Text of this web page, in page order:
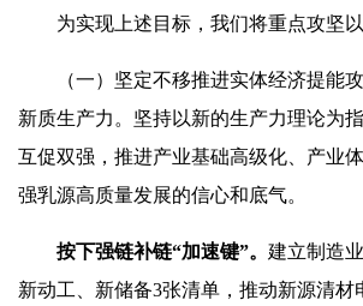
为实现上述目标，我们将重点攻坚以
（一）坚定不移推进实体经济提能攻
新质生产力。坚持以新的生产力理论为
互促双强，推进产业基础高级化、产业
强乳源高质量发展的信心和底气。
按下强链补链“加速键”。 建立制造
新动工、新储备3张清单，推动新源清材